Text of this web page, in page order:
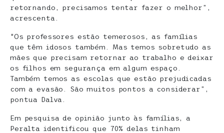
retornando, precisamos tentar fazer o melhor”,
acrescenta.
“Os professores estão temerosos, as famílias
que têm idosos também. Mas temos sobretudo as
mães que precisam retornar ao trabalho e deixar
os filhos em segurança em algum espaço.
Também temos as escolas que estão prejudicadas
com a evasão. São muitos pontos a considerar”,
pontua Dalva.
Em pesquisa de opinião junto às famílias, a
Peralta identificou que 70% delas tinham